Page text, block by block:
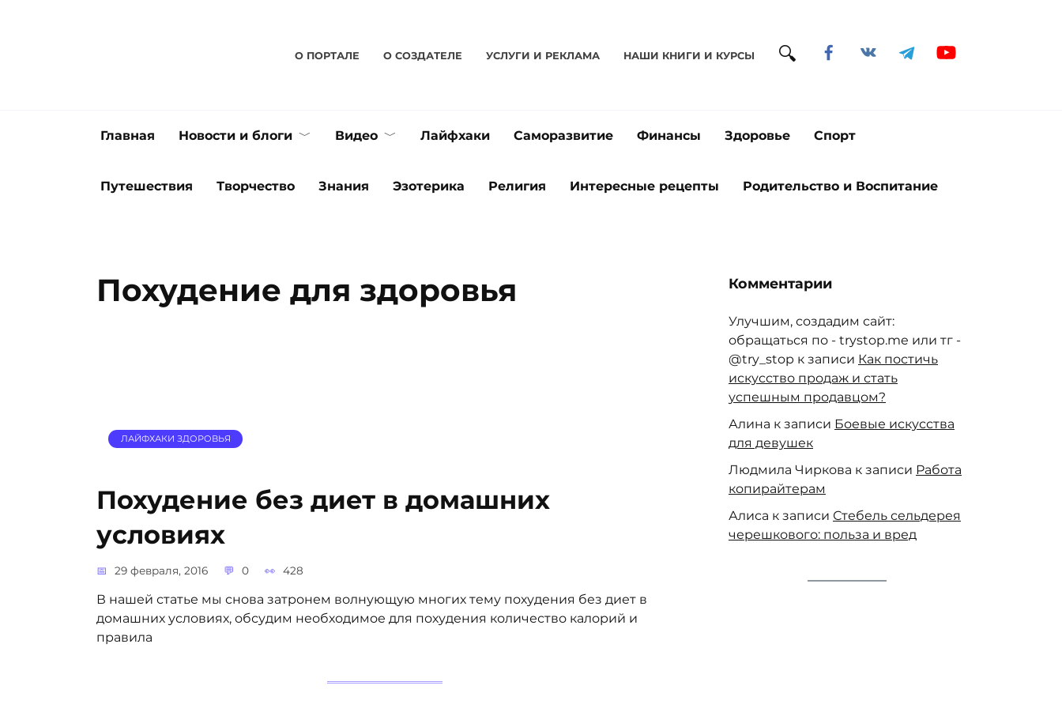
О ПОРТАЛЕ О CОЗДАТЕЛЕ УСЛУГИ И РЕКЛАМА НАШИ КНИГИ И КУРСЫ
Главная Новости и блоги Видео Лайфхаки Саморазвитие Финансы Здоровье Спорт
Путешествия Творчество Знания Эзотерика Религия Интересные рецепты Родительство и Воспитание
Похудение для здоровья
ЛАЙФХАКИ ЗДОРОВЬЯ
Похудение без диет в домашних
условиях
29 февраля, 2016 0 428
В нашей статье мы снова затронем волнующую многих тему похудения без диет в
домашних условиях, обсудим необходимое для похудения количество калорий и
правила
Комментарии
Улучшим, создадим сайт:
обращаться по - trystop.me или тг -
@try_stop к записи Как постичь
искусство продаж и стать
успешным продавцом?
Алина к записи Боевые искусства
для девушек
Людмила Чиркова к записи Работа
копирайтерам
Алиса к записи Стебель сельдерея
черешкового: польза и вред